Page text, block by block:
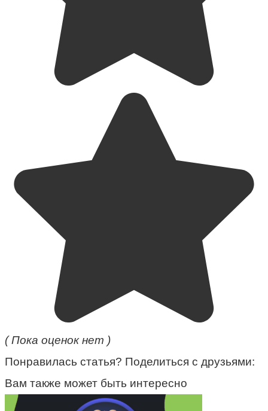
( Пока оценок нет )
Понравилась статья? Поделиться с друзьями:
Вам также может быть интересно